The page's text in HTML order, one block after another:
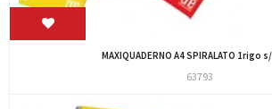
MAXIQUADERNO A4 SPIRALATO 1rigo
63793